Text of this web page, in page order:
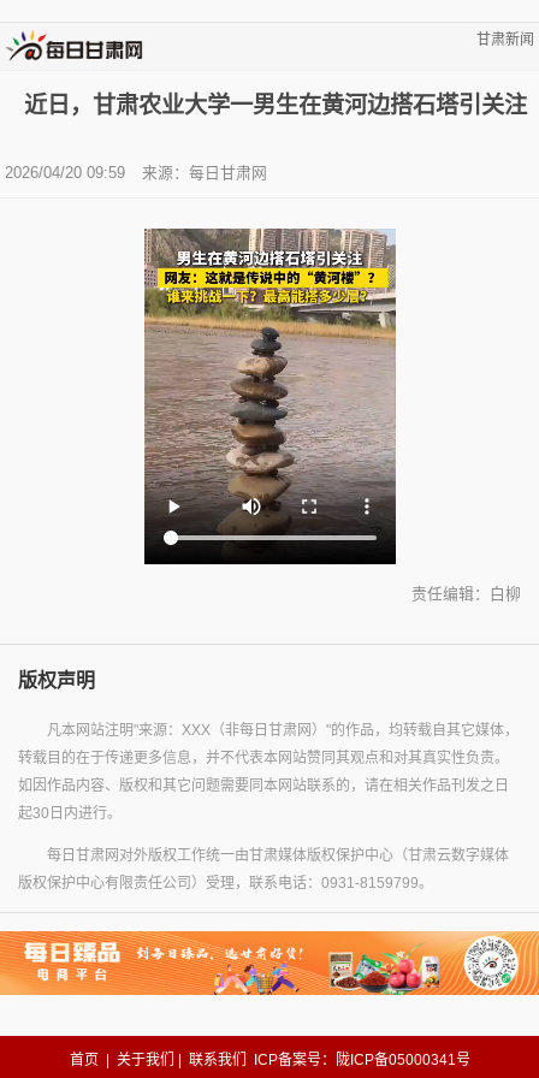
甘肃新闻
近日，甘肃农业大学一男生在黄河边搭石塔引关注
2026/04/20 09:59 来源： 每日甘肃网
责任编辑：白柳
版权声明
凡本网站注明"来源：XXX（非每日甘肃网）"的作品，均转载自其它媒体，
转载目的在于传递更多信息，并不代表本网站赞同其观点和对其真实性负责。
如因作品内容、版权和其它问题需要同本网站联系的，请在相关作品刊发之日
起30日内进行。
每日甘肃网对外版权工作统一由甘肃媒体版权保护中心（甘肃云数字媒体
版权保护中心有限责任公司）受理，联系电话：0931-8159799。
首页 关于我们 联系我们 ICP备案号：陇ICP备05000341号